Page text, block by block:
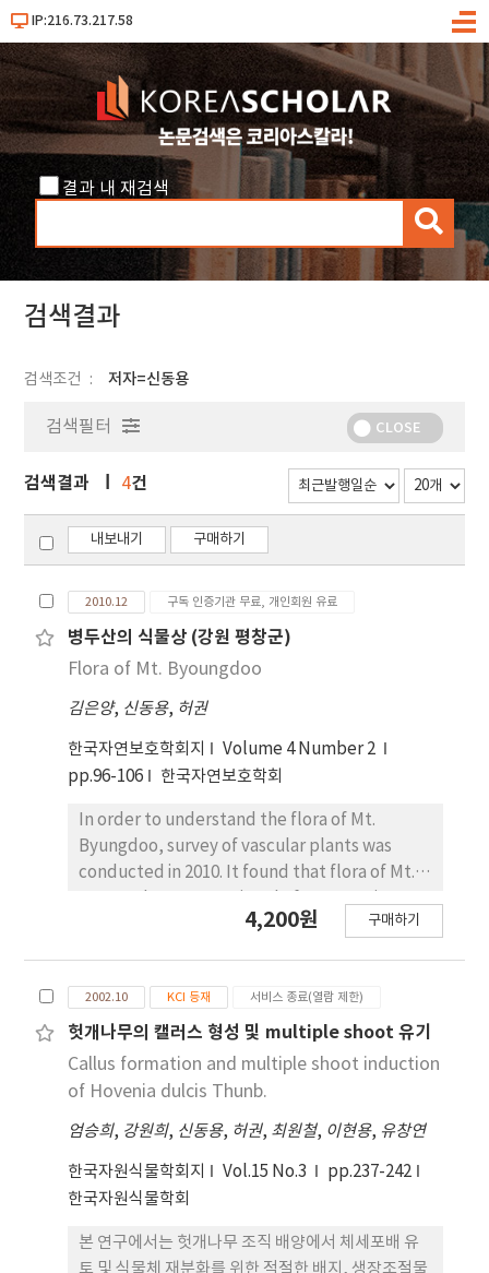
IP:216.73.217.58
메
결과 내 재검색
검
색
검색결과
검색조건 저자=신동용
검색필터 CLOSE
검색결과 4건
내보내기 구매하기
2010.12 구독 인증기관 무료, 개인회원 유료
병두산의 식물상 (강원 평창군)
Flora of Mt. Byoungdoo
김은양, 신동용, 허권
한국자연보호학회지
Volume 4 Number 2
pp.96-106
한국자연보호학회
In order to understand the flora of Mt.
Byungdoo, survey of vascular plants was
conducted in 2010. It found that flora of Mt.
species, four subspecies, 60 varieties, and 13
plants classified from fifth to first grade by
Ministry of Environment were distributed 60
taxa in the Mt. Byungdoo. It is shown that this
site is very high biodiversity in spite of small
found eighteen taxa. Eleutherococcus
senticosus and Lilium cernuum, rare and
endangered species, were confirmed from
conservation strategy for rare and
endangered species.
4,200원 구매하기
2002.10 KCI 등재 서비스 종료(열람 제한)
헛개나무의 캘러스 형성 및 multiple shoot 유기
Callus formation and multiple shoot induction
of Hovenia dulcis Thunb.
엄승희, 강원희, 신동용, 허권, 최원철, 이현용, 유창연
한국자원식물학회지 Vol.15 No.3
pp.237-242
한국자원식물학회
본 연구에서는 헛개나무 조직 배양에서 체세포배 유